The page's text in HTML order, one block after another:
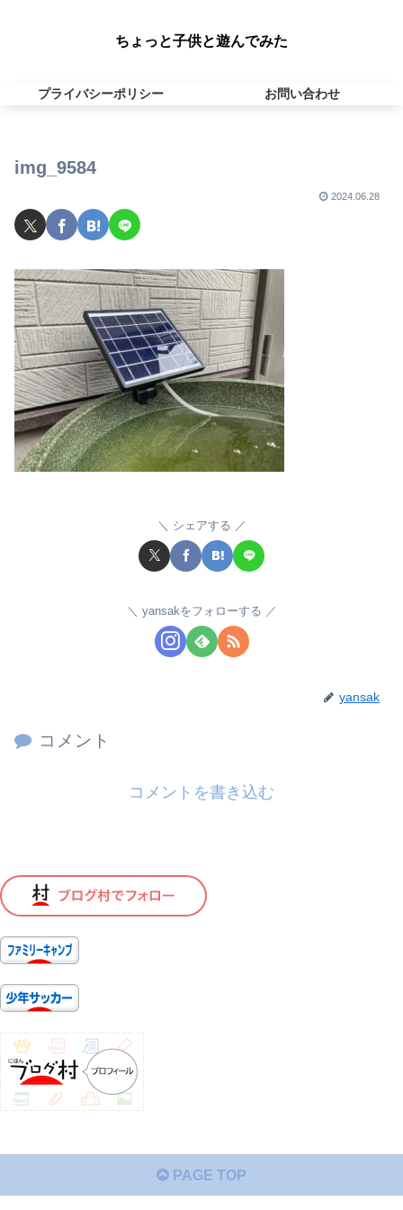
ちょっと子供と遊んでみた
プライバシーポリシー お問い合わせ
img_9584
2024.06.28
シェアする
yansakをフォローする
yansak
コメント
コメントを書き込む
PAGE TOP